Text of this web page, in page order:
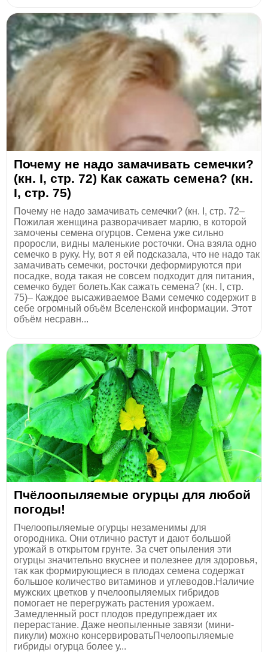
Почему не надо замачивать семечки?
(кн. I, стр. 72) Как сажать семена? (кн.
I, стр. 75)
Почему не надо замачивать семечки? (кн. I, стр. 72–
Пожилая женщина разворачивает марлю, в которой
замочены семена огурцов. Семена уже сильно
проросли, видны маленькие росточки. Она взяла одно
семечко в руку. Ну, вот я ей подсказала, что не надо так
замачивать семечки, росточки деформируются при
посадке, вода такая не совсем подходит для питания,
семечко будет болеть.Как сажать семена? (кн. I, стр.
75)– Каждое высаживаемое Вами семечко содержит в
себе огромный объём Вселенской информации. Этот
объём несравн...
Пчёлоопыляемые огурцы для любой
погоды!
Пчелоопыляемые огурцы незаменимы для
огородника. Они отлично растут и дают большой
урожай в открытом грунте. За счет опыления эти
огурцы значительно вкуснее и полезнее для здоровья,
так как формирующиеся в плодах семена содержат
большое количество витаминов и углеводов.Наличие
мужских цветков у пчелоопыляемых гибридов
помогает не перегружать растения урожаем.
Замедленный рост плодов предупреждает их
перерастание. Даже неопыленные завязи (мини-
пикули) можно консервироватьПчелоопыляемые
гибриды огурца более у...